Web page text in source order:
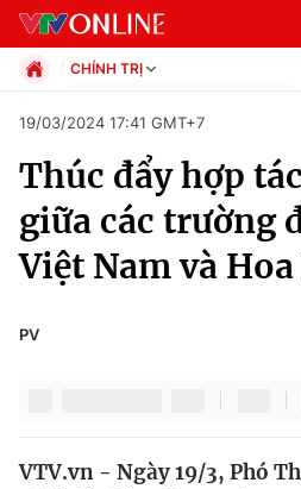
Chuyên mục
Chính trị
CHÍNH TRỊ
Xã hội
Pháp luật
Thể thao
Truyền hình
19/03/2024 17:41 GMT+7
Thúc đẩy hợp
giữa các trường
Việt Nam và
PV
VTV.vn - Ngày 19/3, Phó